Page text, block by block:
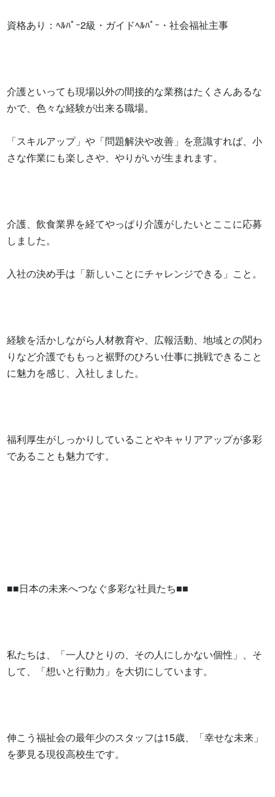
資格あり：ﾍﾙﾊﾟｰ2級・ガイドﾍﾙﾊﾟｰ・社会福祉主事
介護といっても現場以外の間接的な業務はたくさんあるな
かで、色々な経験が出来る職場。
「スキルアップ」や「問題解決や改善」を意識すれば、小
さな作業にも楽しさや、やりがいが生まれます。
介護、飲食業界を経てやっぱり介護がしたいとここに応募
しました。
入社の決め手は「新しいことにチャレンジできる」こと。
経験を活かしながら人材教育や、広報活動、地域との関わ
りなど介護でももっと裾野のひろい仕事に挑戦できること
に魅力を感じ、入社しました。
福利厚生がしっかりしていることやキャリアアップが多彩
であることも魅力です。
■■日本の未来へつなぐ多彩な社員たち■■
私たちは、「一人ひとりの、その人にしかない個性」、そ
して、「想いと行動力」を大切にしています。
伸こう福祉会の最年少のスタッフは15歳、「幸せな未来」
を夢見る現役高校生です。